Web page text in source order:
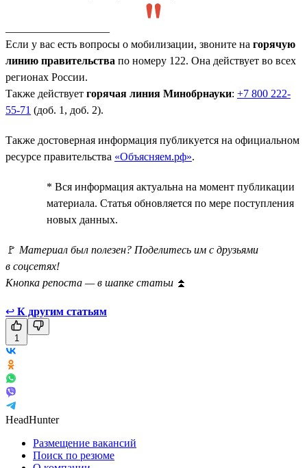
Если у вас есть вопросы о мобилизации, звоните на горячую
линию правительства по номеру 122. Она действует во всех
регионах России.
Также действует горячая линия Минобрнауки: +7 800 222-
55-71 (доб. 1, доб. 2).
Также достоверная информация публикуется на официальном
ресурсе правительства «Объясняем.рф».
* Вся информация актуальна на момент публикации
материала. Статья обновляется по мере поступления
новых данных.
🚩 Материал был полезен? Поделитесь им с друзьями
в соцсетях!
Кнопка репоста — в шапке статьи ⏫
↩ К другим статьям
1
HeadHunter
Размещение вакансий
Поиск по резюме